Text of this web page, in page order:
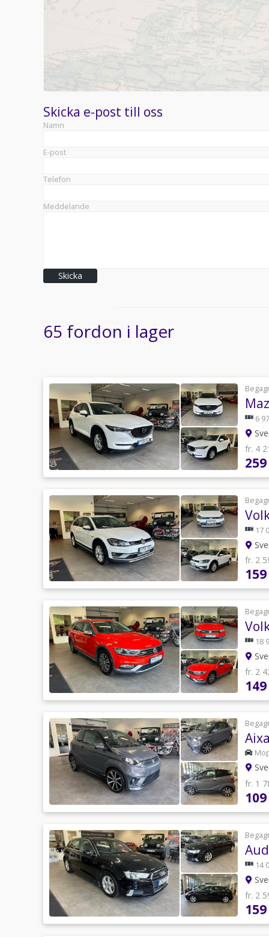
Skicka e-post till oss
Namn
E-post
Telefon
Meddelande
Skicka
65 fordon i lager
6
fr. 4
17
fr. 2
18
fr. 2
fr. 1
14
fr. 2